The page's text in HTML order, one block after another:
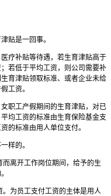
贴是一回事。
疗补贴等待遇，若生育津贴高于
若低于平均工资，则公司需要补
育津贴领取标准、或者企业未给
工资。
职工产假期间的生育津贴，对已
均工资的标准由生育保险基金支
的标准由用人单位支付。
样的。
离开工作岗位期间，给予的生
为员工支付工资的主体是用人